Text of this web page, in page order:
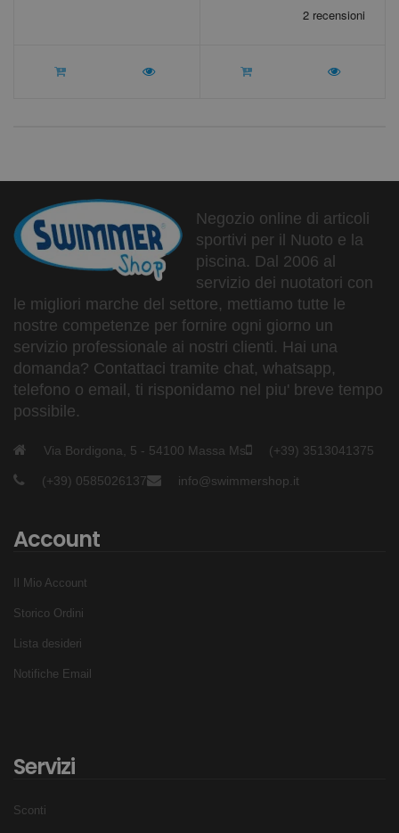
Negozio online di articoli
sportivi per il Nuoto e la
piscina. Dal 2006 al
servizio dei nuotatori con
le migliori marche del settore, mettiamo tutte le
nostre competenze per fornire ogni giorno un
servizio professionale ai nostri clienti. Hai una
domanda? Contattaci tramite chat, whatsapp,
telefono o email, ti risponidamo nel piu' breve tempo
possibile.
Via Bordigona, 5 - 54100 Massa Ms (+39) 3513041375
(+39) 0585026137 info@swimmershop.it
Account
Il Mio Account
Storico Ordini
Lista desideri
Notifiche Email
Servizi
Sconti